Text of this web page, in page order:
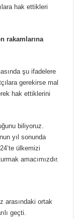
hak ettikleri
rakamlarına
şu ifadelere
gerekirse mal
hak ettiklerini
biliyoruz.
yıl sonunda
ülkemizi
amacımızdır.
arasındaki ortak
geçti.